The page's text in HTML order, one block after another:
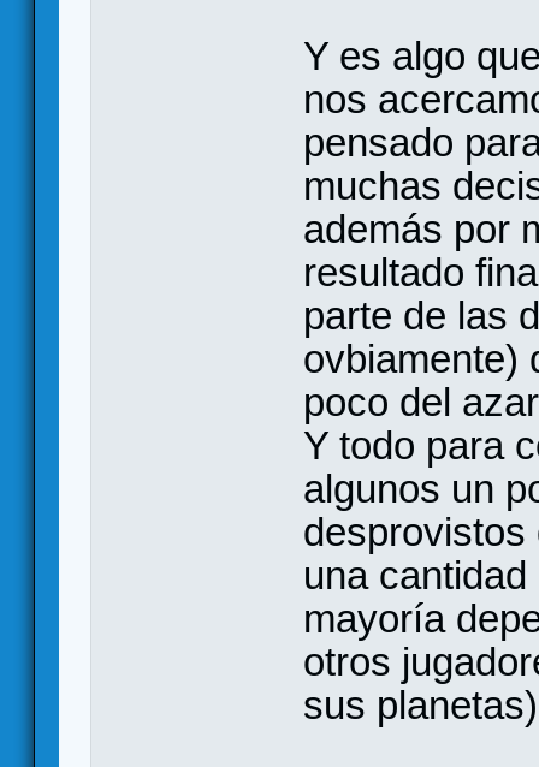
Y es algo
nos
pensado
muchas
además por
resultado
parte de las
ovbiamente)
poco del
Y todo para
algunos un
desprovistos
una
mayoría
otros
sus